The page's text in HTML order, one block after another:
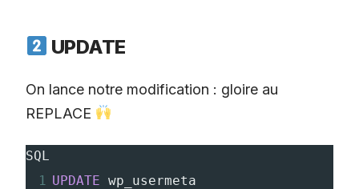
UPDATE
On lance notre modification : gloire au
REPLACE
SQL
1
UPDATE wp_usermeta